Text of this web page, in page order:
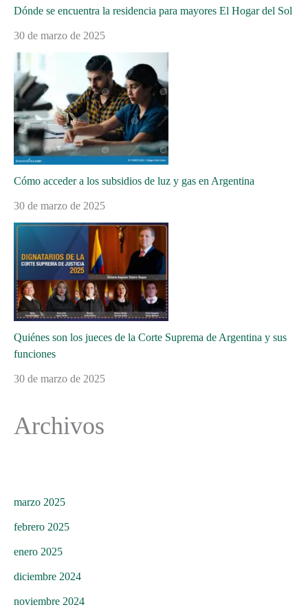
Dónde se encuentra la residencia para mayores El Hogar del Sol
30 de marzo de 2025
Cómo acceder a los subsidios de luz y gas en Argentina
30 de marzo de 2025
Quiénes son los jueces de la Corte Suprema de Argentina y sus
funciones
30 de marzo de 2025
Archivos
marzo 2025
febrero 2025
enero 2025
diciembre 2024
noviembre 2024